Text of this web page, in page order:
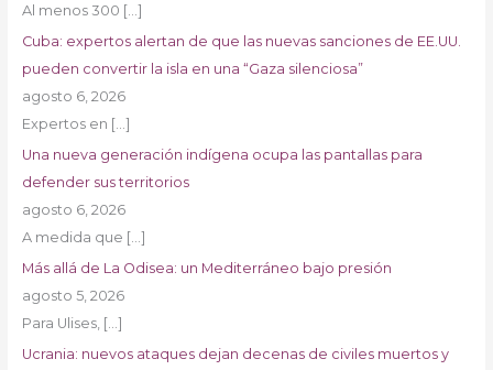
Al menos 300 […]
Cuba: expertos alertan de que las nuevas sanciones de EE.UU.
pueden convertir la isla en una “Gaza silenciosa”
agosto 6, 2026
Expertos en […]
Una nueva generación indígena ocupa las pantallas para
defender sus territorios
agosto 6, 2026
A medida que […]
Más allá de La Odisea: un Mediterráneo bajo presión
agosto 5, 2026
Para Ulises, […]
Ucrania: nuevos ataques dejan decenas de civiles muertos y